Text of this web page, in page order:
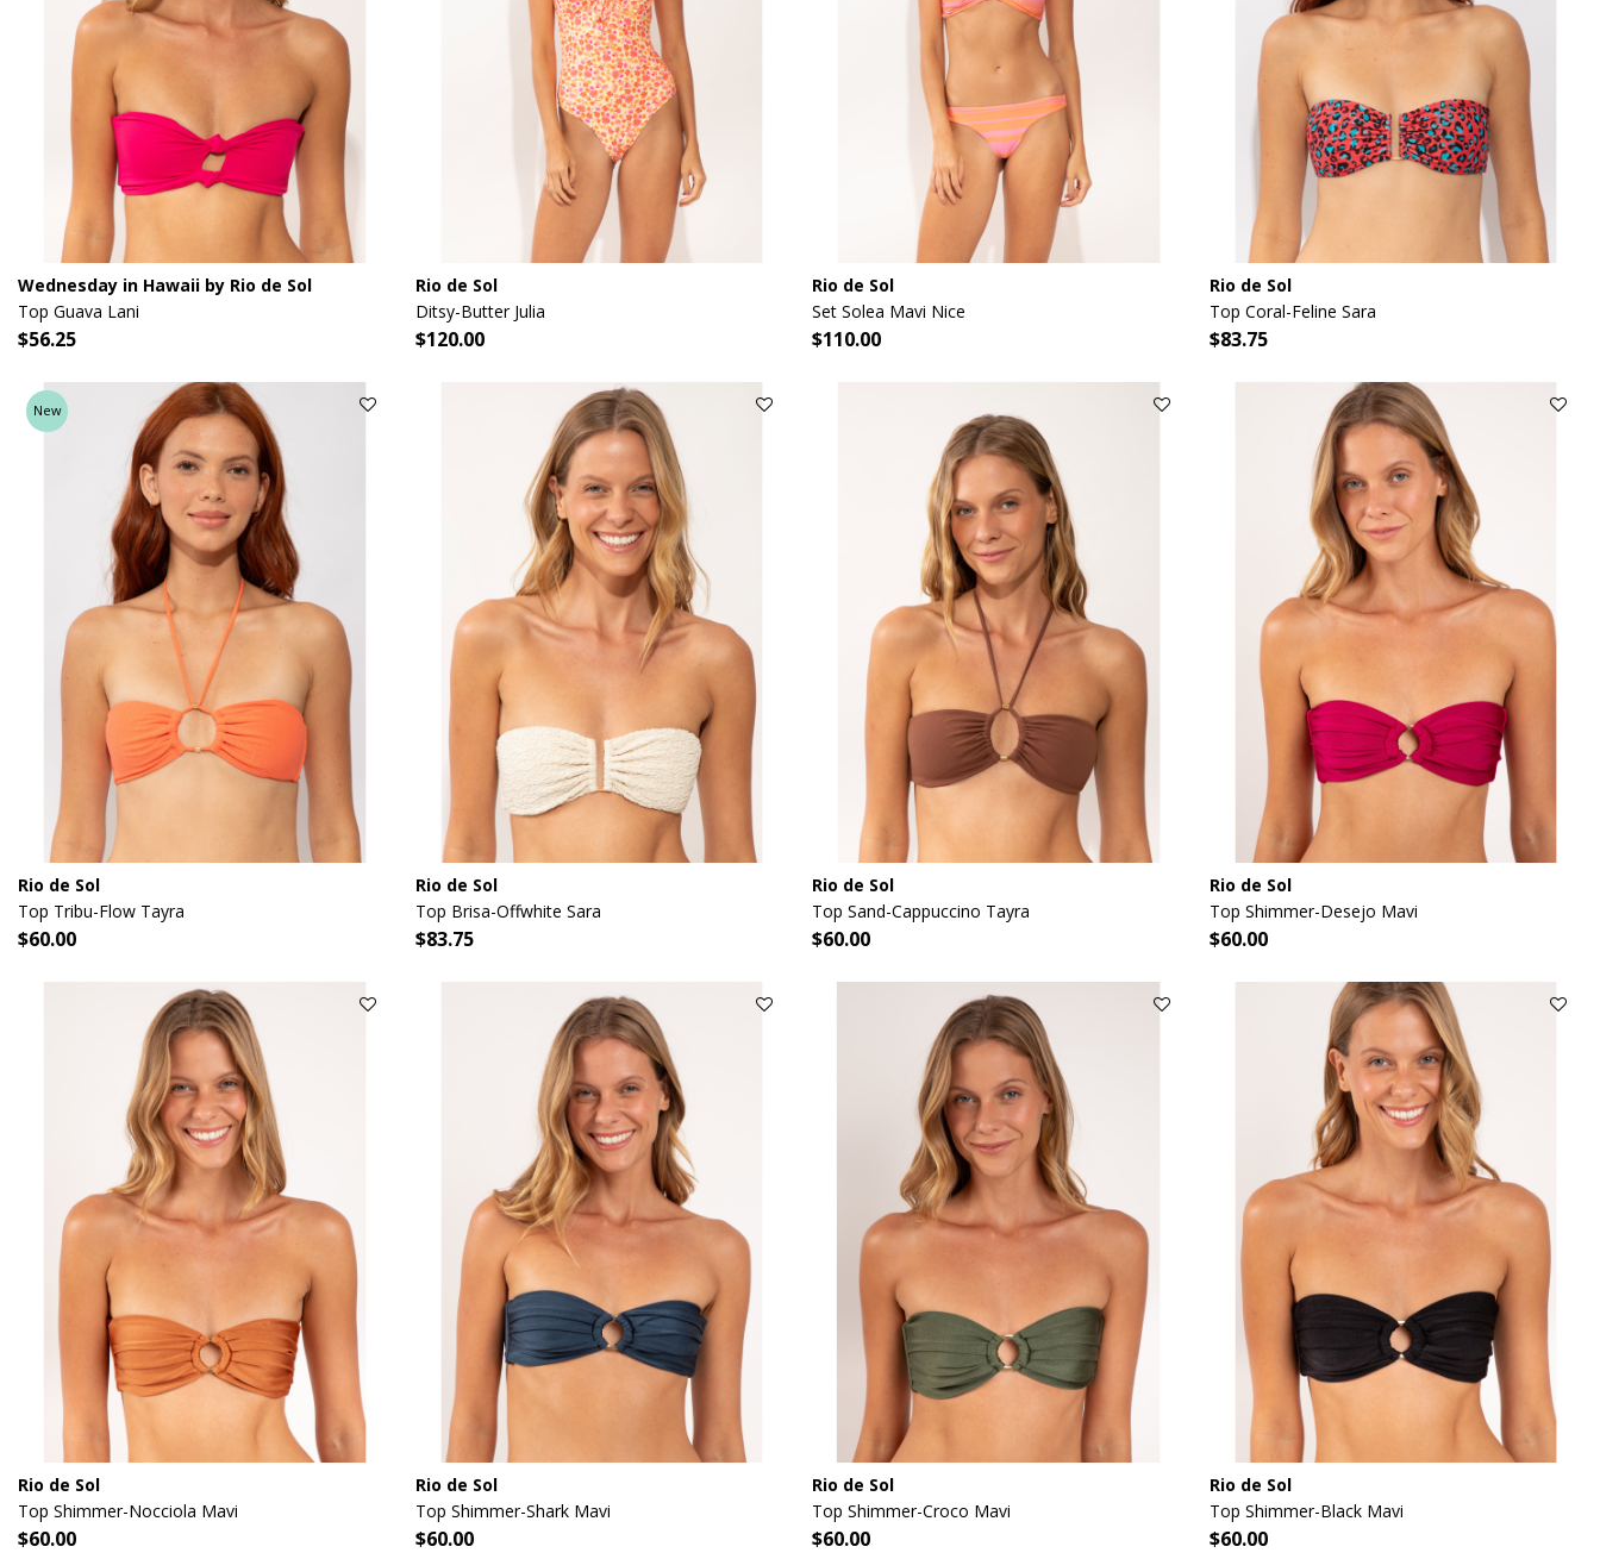
Wednesday in Hawaii by Rio de Sol
Top Guava Lani
$56.25
Rio de Sol
Ditsy-Butter Julia
$120.00
Rio de Sol
Set Solea Mavi Nice
$110.00
Rio de Sol
Top Coral-Feline Sara
$83.75
New
Rio de Sol
Top Tribu-Flow Tayra
$60.00
Rio de Sol
Top Brisa-Offwhite Sara
$83.75
Rio de Sol
Top Sand-Cappuccino Tayra
$60.00
Rio de Sol
Top Shimmer-Desejo Mavi
$60.00
Rio de Sol
Top Shimmer-Nocciola Mavi
$60.00
Rio de Sol
Top Shimmer-Shark Mavi
$60.00
Rio de Sol
Top Shimmer-Croco Mavi
$60.00
Rio de Sol
Top Shimmer-Black Mavi
$60.00